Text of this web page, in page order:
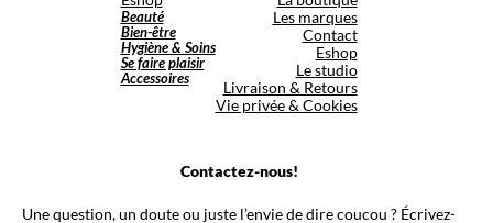
Beauté
Bien-être
Hygiène & Soins
Se faire plaisir
Accessoires
Les marques
Contact
Eshop
Le studio
Livraison & Retours
Vie privée & Cookies
Contactez-nous!
Une question, un doute ou juste l’envie de dire coucou ? Écrivez-